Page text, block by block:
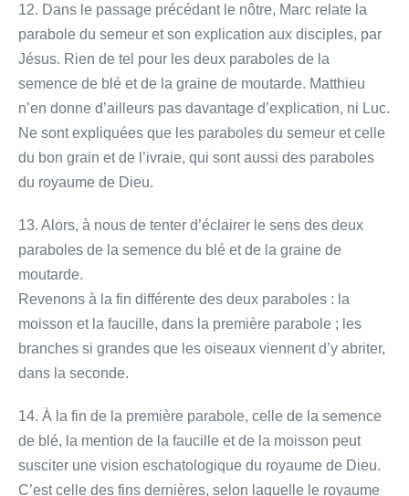
12. Dans le passage précédant le nôtre, Marc relate la
parabole du semeur et son explication aux disciples, par
Jésus. Rien de tel pour les deux paraboles de la
semence de blé et de la graine de moutarde. Matthieu
n’en donne d’ailleurs pas davantage d’explication, ni Luc.
Ne sont expliquées que les paraboles du semeur et celle
du bon grain et de l’ivraie, qui sont aussi des paraboles
du royaume de Dieu.
13. Alors, à nous de tenter d’éclairer le sens des deux
paraboles de la semence du blé et de la graine de
moutarde.
Revenons à la fin différente des deux paraboles : la
moisson et la faucille, dans la première parabole ; les
branches si grandes que les oiseaux viennent d’y abriter,
dans la seconde.
14. À la fin de la première parabole, celle de la semence
de blé, la mention de la faucille et de la moisson peut
susciter une vision eschatologique du royaume de Dieu.
C’est celle des fins dernières, selon laquelle le royaume